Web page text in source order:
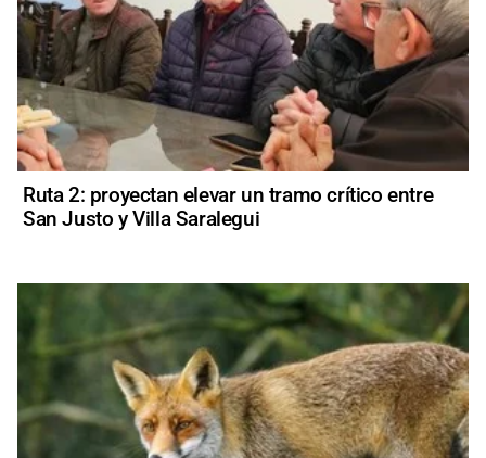
Ruta 2: proyectan elevar un tramo crítico entre
San Justo y Villa Saralegui